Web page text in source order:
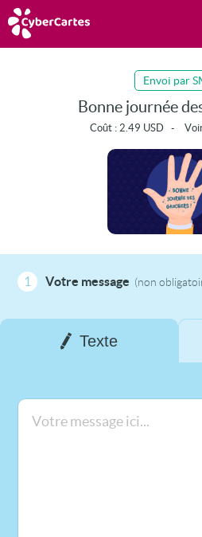
Toutes les cartes
Envoi par
Bonne journée
Coût : 2.49 USD-
1 Votre message (non
Texte